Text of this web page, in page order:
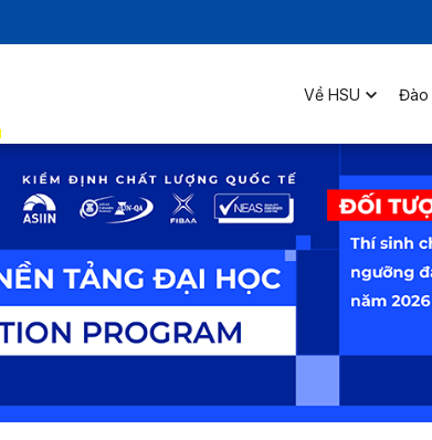
Về HSU Đào